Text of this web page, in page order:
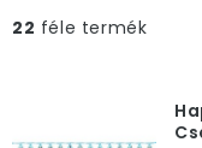
22 féle termék